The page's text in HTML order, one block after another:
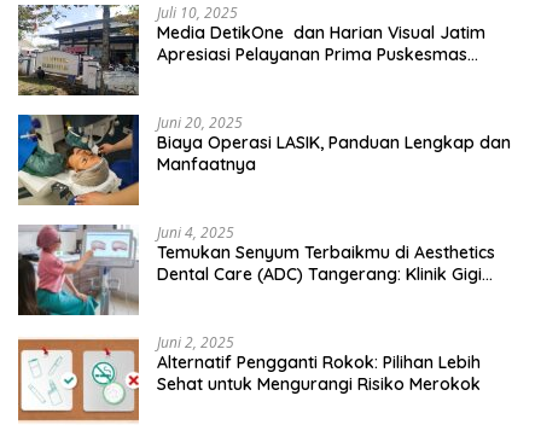
Juli 10, 2025
Media DetikOne dan Harian Visual Jatim
Apresiasi Pelayanan Prima Puskesmas
Juni 20, 2025
Biaya Operasi LASIK, Panduan Lengkap dan
Manfaatnya
Juni 4, 2025
Temukan Senyum Terbaikmu di Aesthetics
Dental Care (ADC) Tangerang: Klinik Gigi
Juni 2, 2025
Alternatif Pengganti Rokok: Pilihan Lebih
Sehat untuk Mengurangi Risiko Merokok